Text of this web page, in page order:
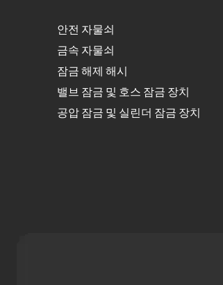
안전 자물쇠
금속 자물쇠
잠금 해제 해시
밸브 잠금 및 호스 잠금 장치
공압 잠금 및 실린더 잠금 장치